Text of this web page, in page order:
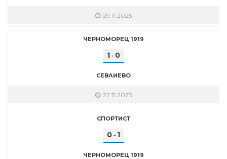
29.11.2025
ЧЕРНОМОРЕЦ 1919
1 - 0
СЕВЛИЕВО
22.11.2025
СПОРТИСТ
0 - 1
ЧЕРНОМОРЕЦ 1919